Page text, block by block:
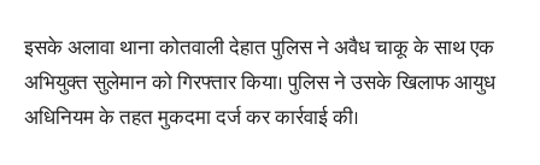
इसके अलावा थाना कोतवाली देहात पुलिस ने अवैध चाकू के साथ एक
अभियुक्त सुलेमान को गिरफ्तार किया। पुलिस ने उसके खिलाफ आयुध
अधिनियम के तहत मुकदमा दर्ज कर कार्रवाई की।